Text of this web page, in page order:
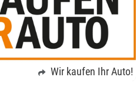
Wir kaufen Ihr Auto!